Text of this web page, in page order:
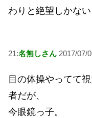
わりと絶望しかない
21:名無しさん 2017/07/
目の体操やってて
者だが、
今眼鏡っ子。